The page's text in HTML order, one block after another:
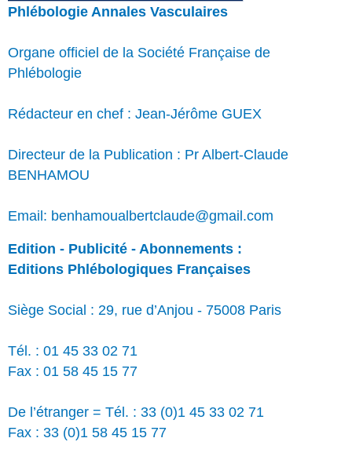
Phlébologie Annales Vasculaires
Organe officiel de la Société Française de
Phlébologie
Rédacteur en chef : Jean-Jérôme GUEX
Directeur de la Publication : Pr Albert-Claude
BENHAMOU
Email: benhamoualbertclaude@gmail.com
Edition - Publicité - Abonnements :
Editions Phlébologiques Françaises
Siège Social : 29, rue d’Anjou - 75008 Paris
Tél. : 01 45 33 02 71
Fax : 01 58 45 15 77
De l’étranger = Tél. : 33 (0)1 45 33 02 71
Fax : 33 (0)1 58 45 15 77